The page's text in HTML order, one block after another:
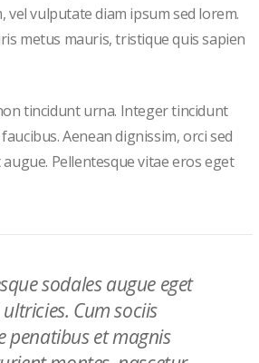
vulputate diam ipsum sed lorem.
metus mauris, tristique quis sapien
tincidunt urna. Integer tincidunt
Aenean dignissim, orci sed
Pellentesque vitae eros eget
sodales augue eget
Cum sociis
penatibus et magnis